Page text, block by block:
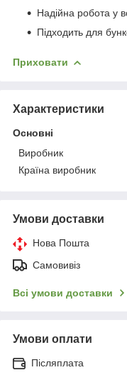
Надійна робота у
Підходить для
Приховати
Характеристики
Основні
Виробник
Країна виробник
Умови доставки
Нова Пошта
Самовивіз
Всі умови доставки
Умови оплати
Післяплата